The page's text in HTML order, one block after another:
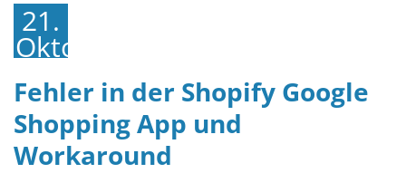
21.
Oktober
2017
Fehler in der Shopify Google
Shopping App und
Workaround